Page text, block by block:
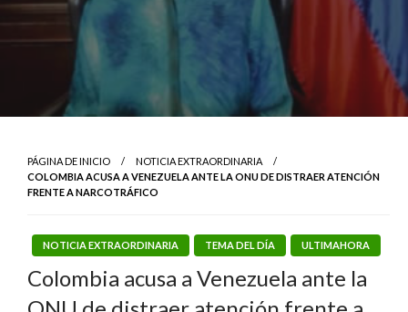
PÁGINA DE INICIO
NOTICIA EXTRAORDINARIA
COLOMBIA ACUSA A VENEZUELA ANTE LA ONU DE DISTRAER ATENCIÓN
FRENTE A NARCOTRÁFICO
NOTICIA EXTRAORDINARIA TEMA DEL DÍA ULTIMAHORA
Colombia acusa a Venezuela ante la